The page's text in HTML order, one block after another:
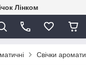
Лінком
Свічки